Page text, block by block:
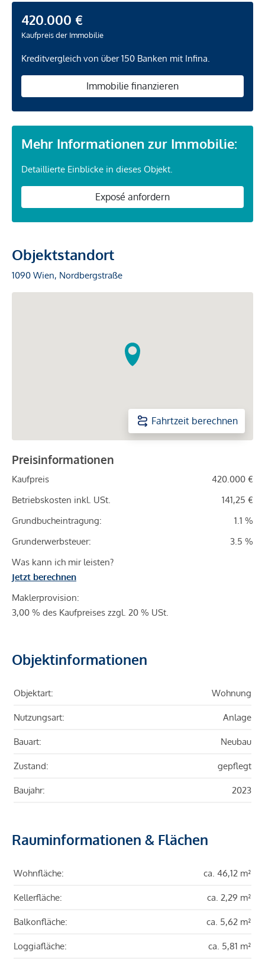
420.000 €
Kaufpreis der Immobilie
Kreditvergleich von über 150 Banken mit Infina.
Immobilie finanzieren
Mehr Informationen zur Immobilie:
Detaillierte Einblicke in dieses Objekt.
Exposé anfordern
Objektstandort
1090 Wien, Nordbergstraße
Fahrtzeit berechnen
Preisinformationen
Kaufpreis
420.000 €
Betriebskosten inkl. USt.
141,25 €
Grundbucheintragung:
1.1 %
Grunderwerbsteuer:
3.5 %
Was kann ich mir leisten?
Jetzt berechnen
Maklerprovision:
3,00 % des Kaufpreises zzgl. 20 % USt.
Objektinformationen
Objektart: Wohnung
Nutzungsart: Anlage
Bauart: Neubau
Zustand: gepflegt
Baujahr: 2023
Rauminformationen & Flächen
Wohnfläche: ca. 46,12 m²
Kellerfläche: ca. 2,29 m²
Balkonfläche: ca. 5,62 m²
Loggiafläche: ca. 5,81 m²